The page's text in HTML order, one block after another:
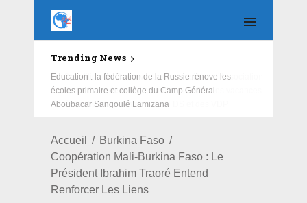
Trending News
Education : la fédération de la Russie rénove les
écoles primaire et collège du Camp Général
Aboubacar Sangoulé Lamizana
Accueil
Burkina Faso
Coopération Mali-Burkina Faso : Le
Président Ibrahim Traoré Entend
Renforcer Les Liens